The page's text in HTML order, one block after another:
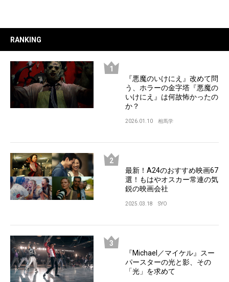
RANKING
『悪魔のいけにえ』改めて問
う、ホラーの金字塔『悪魔の
いけにえ』は何故怖かったの
か？
2026.01.10 相馬学
最新！A24のおすすめ映画67
選！もはやオスカー常連の気
鋭の映画会社
2025.03.18 SYO
『Michael／マイケル』スー
パースターの光と影、その
「光」を求めて